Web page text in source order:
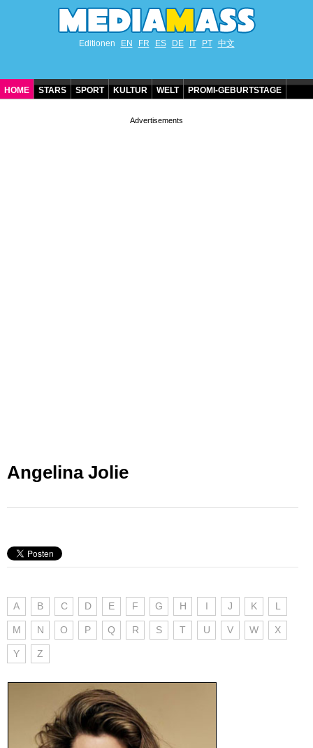
Editionen EN FR ES DE IT PT 中文
HOME STARS SPORT KULTUR WELT PROMI-GEBURTSTAGE
Angelina Jolie
A B C D E F G H I J K L
M N O P Q R S T U V W X
Y Z